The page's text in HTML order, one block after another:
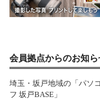
会員拠点からのお知ら
埼玉・坂戸地域の「パソ
フ 坂戸BASE」